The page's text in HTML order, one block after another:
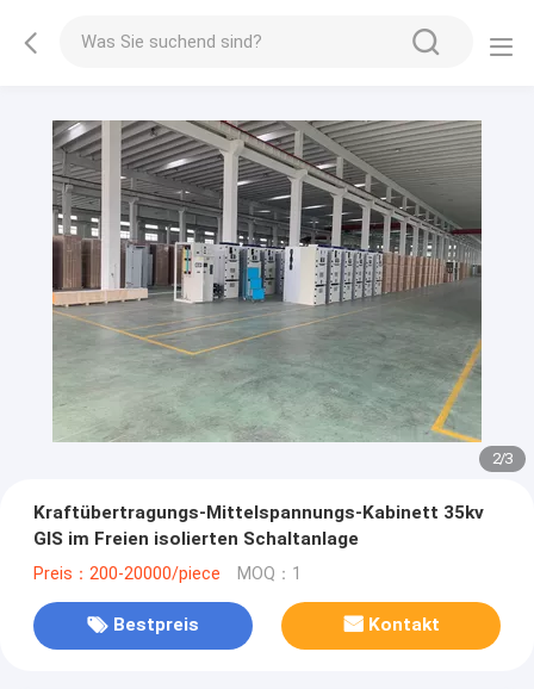
2/3
Kraftübertragungs-Mittelspannungs-Kabinett 35kv
GIS im Freien isolierten Schaltanlage
Preis：200-20000/piece MOQ：1
Bestpreis Kontakt